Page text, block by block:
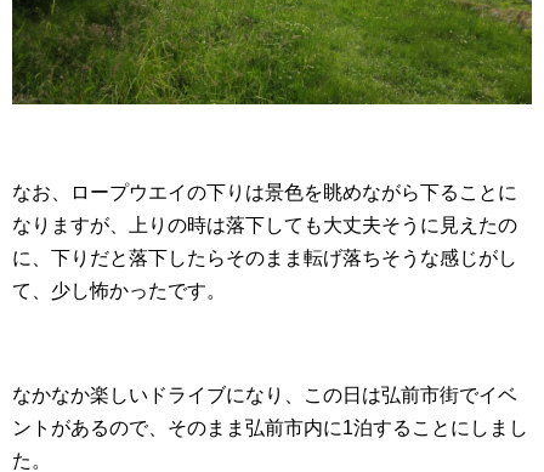
なお、ロープウエイの下りは景色を眺めながら下ることに
なりますが、上りの時は落下しても大丈夫そうに見えたの
に、下りだと落下したらそのまま転げ落ちそうな感じがし
て、少し怖かったです。
なかなか楽しいドライブになり、この日は弘前市街でイベ
ントがあるので、そのまま弘前市内に1泊することにしまし
た。